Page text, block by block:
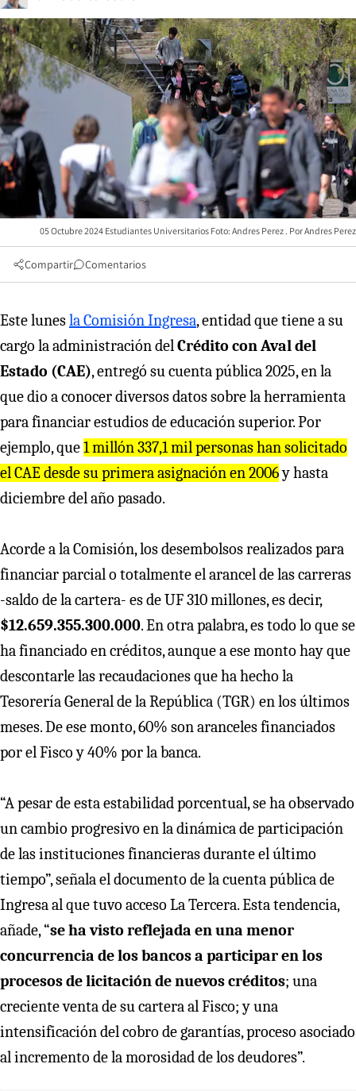
05 Octubre 2024 Estudiantes Universitarios Foto: Andres Perez Andres Perez
Compartir Comentarios
Este lunesla Comisión Ingresa, entidad que tiene a su
cargo la administración delCrédito con Aval del
Estado (CAE), entregó su cuenta pública 2025, en la
que dio a conocer diversos datos sobre la herramienta
para financiar estudios de educación superior. Por
ejemplo, que1 millón 337,1 mil personas han solicitado
el CAE desde su primera asignación en 2006y hasta
diciembre del año pasado.
Acorde a la Comisión, los desembolsos realizados para
financiar parcial o totalmente el arancel de las carreras
-saldo de la cartera- es de UF 310 millones, es decir,
$12.659.355.300.000. En otra palabra, es todo lo que se
ha financiado en créditos, aunque a ese monto hay que
descontarle las recaudaciones que ha hecho la
Tesorería General de la República (TGR) en los últimos
meses. De ese monto, 60% son aranceles financiados
por el Fisco y 40% por la banca.
“A pesar de esta estabilidad porcentual, se ha observado
un cambio progresivo en la dinámica de participación
de las instituciones financieras durante el último
tiempo”, señala el documento de la cuenta pública de
Ingresa al que tuvo acceso La Tercera. Esta tendencia,
añade, “se ha visto reflejada en una menor
concurrencia de los bancos a participar en los
procesos de licitación de nuevos créditos; una
creciente venta de su cartera al Fisco; y una
intensificación del cobro de garantías, proceso asociado
al incremento de la morosidad de los deudores”.